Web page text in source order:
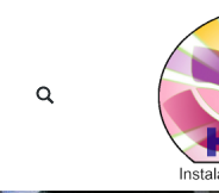
Buscar: